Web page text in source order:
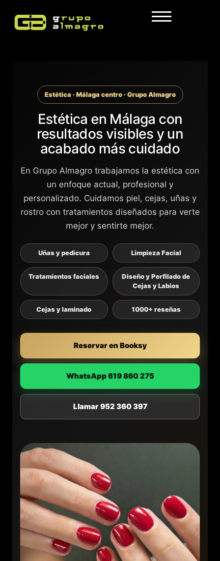
Estética · Málaga centro · Grupo Almagro
Estética en Málaga con
resultados visibles y un
acabado más cuidado
En Grupo Almagro trabajamos la estética con
un enfoque actual, profesional y
personalizado. Cuidamos piel, cejas, uñas y
rostro con tratamientos diseñados para verte
mejor y sentirte mejor.
Uñas y pedicura Limpieza Facial
Tratamientos faciales
Diseño y Perfilado de
Cejas y Labios
Cejas y laminado 1000+ reseñas
Reservar en Booksy
WhatsApp 619 860 275
Llamar 952 360 397